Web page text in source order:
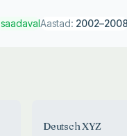
saadavalAastad: 2002–2008
Deutsch XYZ